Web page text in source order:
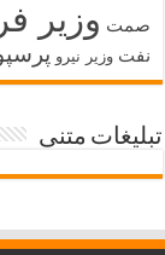
صمت وزیر
نفت وزیر نیرو
تبلیغات متنی